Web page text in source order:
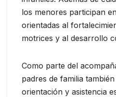
los menores participan
orientadas al
motrices y al desarrollo
Como parte del
padres de familia
orientación y asistencia